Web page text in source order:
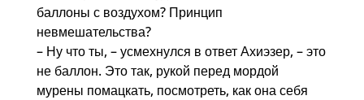
баллоны с воздухом? Принцип
невмешательства?
– Ну что ты, – усмехнулся в ответ Ахиэзер, – это
не баллон. Это так, рукой перед мордой
мурены помацкать, посмотреть, как она себя